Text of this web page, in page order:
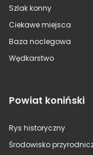
Szlak konny
Ciekawe miejsca
Baza noclegowa
Wędkarstwo
Powiat koniński
Rys historyczny
Środowisko